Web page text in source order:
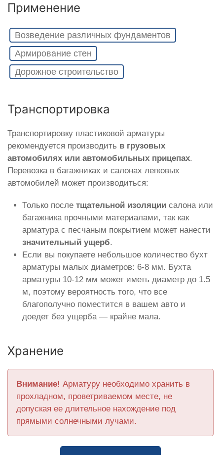
Применение
Возведение различных фундаментов
Армирование стен
Дорожное строительство
Транспортировка
Транспортировку пластиковой арматуры
рекомендуется производить в грузовых
автомобилях или автомобильных прицепах.
Перевозка в багажниках и салонах легковых
автомобилей может производиться:
Только после тщательной изоляции салона или
багажника прочными материалами, так как
арматура с песчаным покрытием может нанести
значительный ущерб.
Если вы покупаете небольшое количество бухт
арматуры малых диаметров: 6-8 мм. Бухта
арматуры 10-12 мм может иметь диаметр до 1.5
м, поэтому вероятность того, что все
благополучно поместится в вашем авто и
доедет без ущерба — крайне мала.
Хранение
Внимание! Арматуру необходимо хранить в
прохладном, проветриваемом месте, не
допуская ее длительное нахождение под
прямыми солнечными лучами.